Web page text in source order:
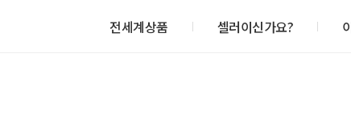
전세계상품 셀러이신가요?